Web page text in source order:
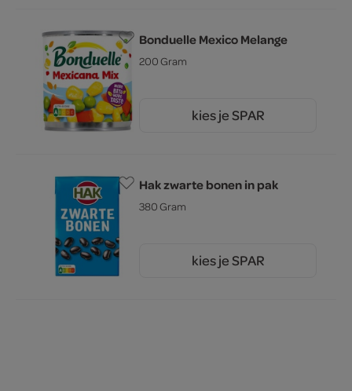
Bonduelle Mexico Melange
200 Gram
kies je SPAR
Hak zwarte bonen in pak
380 Gram
kies je SPAR